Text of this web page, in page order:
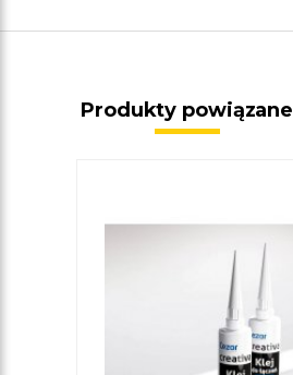
Produkty powiązane